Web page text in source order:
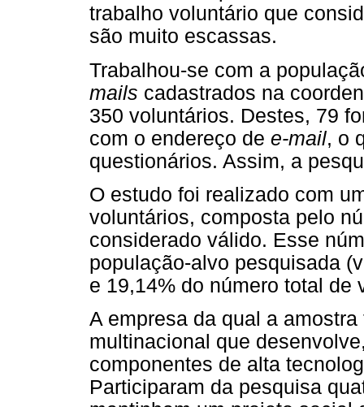
trabalho voluntário que
são muito escassas.
Trabalhou-se com a
mails cadastrados na
350 voluntários. Destes, 79
com o endereço de e-mail, o
questionários. Assim, a
O estudo foi realizado com
voluntários, composta pelo
considerado válido. Esse
população-alvo pesquisada
e 19,14% do número total de
A empresa da qual a
multinacional que
componentes de alta
Participaram da pesquisa